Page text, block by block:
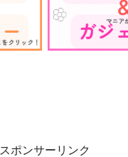
スポンサーリンク